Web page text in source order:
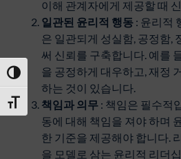
Toggle High Contrast
Toggle Font size
이해 관계자에게 제공할 때
일관된 윤리적 행동 : 윤리적
은 일관되게 성실함, 공정함,
써 신뢰를 구축합니다. 예를
을 공정하게 대우하고, 재정
하는 것이 있습니다.
책임과 의무 : 책임은 필수적
동에 대해 책임을 져야 하며
한 기준을 제공해야 합니다.
을 모델로 삼는 윤리적 리더